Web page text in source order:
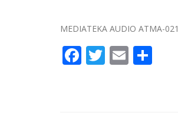
MEDIATEKA AUDIO ATMA-021
Facebook
Twitter
Email